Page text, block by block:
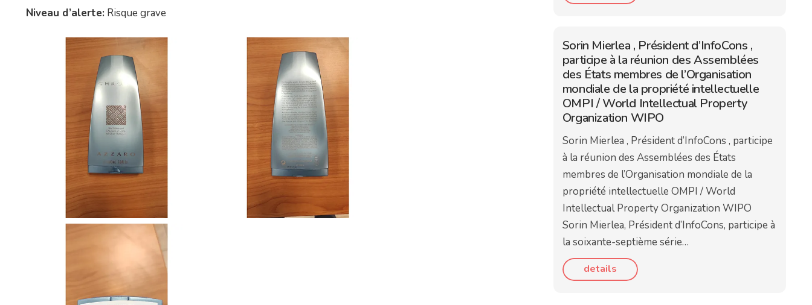
Niveau d’alerte: Risque grave
Sorin Mierlea , Président d’InfoCons ,
participe à la réunion des Assemblées
des États membres de l’Organisation
mondiale de la propriété intellectuelle
OMPI / World Intellectual Property
Organization WIPO
Sorin Mierlea , Président d’InfoCons , participe
à la réunion des Assemblées des États
membres de l’Organisation mondiale de la
propriété intellectuelle OMPI / World
Intellectual Property Organization WIPO
Sorin Mierlea, Président d’InfoCons, participe à
la soixante-septième série…
details